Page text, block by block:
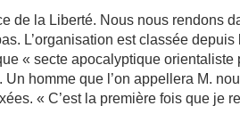
de la Liberté. Nous nous rendons
L’organisation est classée
« secte apocalyptique
homme que l’on appellera M.
« C’est la première fois que je